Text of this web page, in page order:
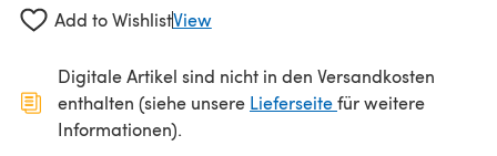
Add to WishlistView
Digitale Artikel sind nicht in den Versandkosten
enthalten (siehe unsere Lieferseite(öffnet sich in
für weitere
Informationen).